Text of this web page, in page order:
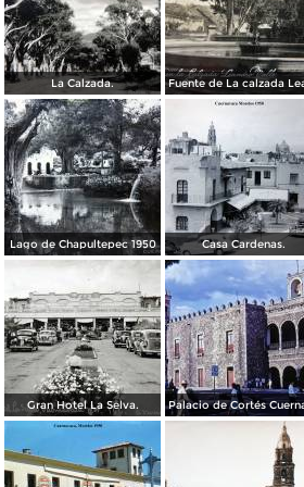
La Calzada.
Lago de Chapultepec 1950 Casa Cardenas.
Gran Hotel La Selva.